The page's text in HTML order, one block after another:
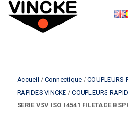
Accueil / Connectique / COUPLEURS
RAPIDES VINCKE /COUPLEURS
SERIE VSV ISO 14541 FILETAGE